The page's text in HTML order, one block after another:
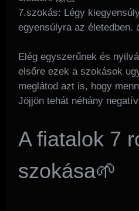
7.szokás: Légy
egyensúlyra az életedben.
Elég egyszerűnek és
elsőre ezek a szokások
meglátod azt is, hogy
Jöjjön tehát néhány
A fiatalok 7
szokása🌱